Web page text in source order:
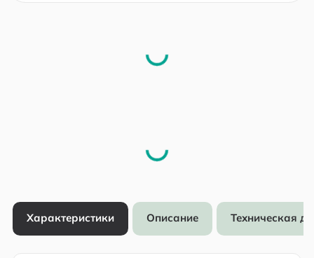
Характеристики Описание Техническая